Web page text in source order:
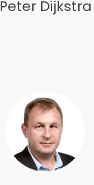
Peter Dijkstra